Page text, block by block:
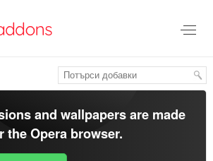
and wallpapers are made
theOpera browser.